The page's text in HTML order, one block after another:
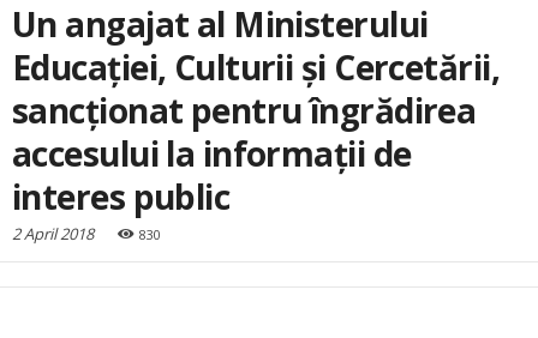
Un angajat al Ministerului
Educației, Culturii și Cercetării,
sancționat pentru îngrădirea
accesului la informații de
interes public
2 April 2018 830